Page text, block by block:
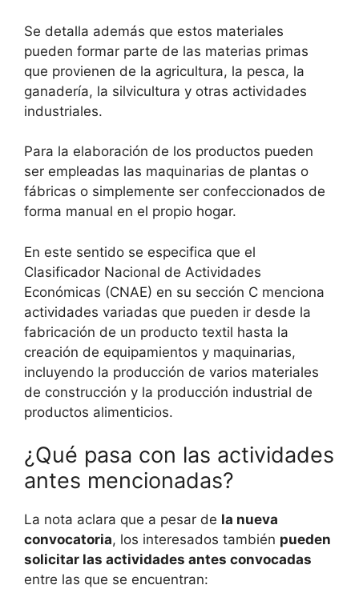
Se detalla además que estos materiales
pueden formar parte de las materias primas
que provienen de la agricultura, la pesca, la
ganadería, la silvicultura y otras actividades
industriales.
Para la elaboración de los productos pueden
ser empleadas las maquinarias de plantas o
fábricas o simplemente ser confeccionados de
forma manual en el propio hogar.
En este sentido se especifica que el
Clasificador Nacional de Actividades
Económicas (CNAE) en su sección C menciona
actividades variadas que pueden ir desde la
fabricación de un producto textil hasta la
creación de equipamientos y maquinarias,
incluyendo la producción de varios materiales
de construcción y la producción industrial de
productos alimenticios.
¿Qué pasa con las actividades
antes mencionadas?
La nota aclara que a pesar de la nueva
convocatoria, los interesados también pueden
solicitar las actividades antes convocadas
entre las que se encuentran: